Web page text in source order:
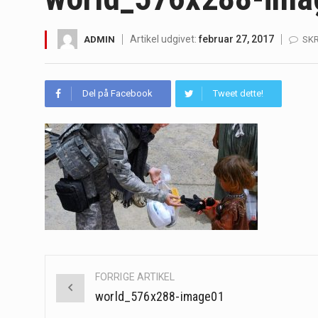
Irritabel tyktarm (Irritable Bowel
Padel er en sport, der er blevet
Massagestole er ikke længere
Saunaer har været en del af
Når det kommer til sundhed og
Sunde måltidskasser er en
ADMIN Artikel udgivet:februar 27, 2017
Del på Facebook Tweet dette!
Post
navigation
FORRIGE ARTIKEL
world_576x288-image01